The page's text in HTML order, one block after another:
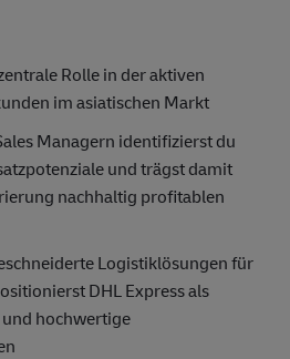
Rolle in der aktiven
im asiatischen Markt
Managern identifizierst du
und trägst damit
nachhaltig profitablen
Logistiklösungen für
DHL Express als
hochwertige